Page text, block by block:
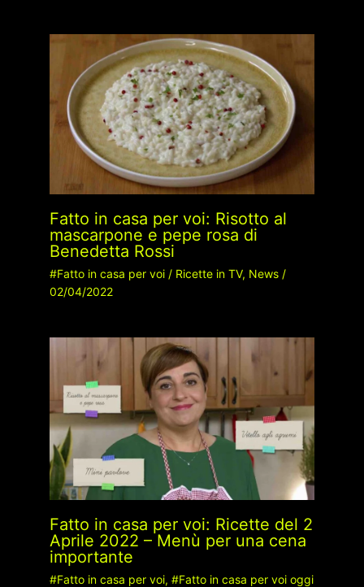
Fatto in casa per voi: Risotto al
mascarpone e pepe rosa di
Benedetta Rossi
#Fatto in casa per voi/ Ricette in TV, News/
02/04/2022
Fatto in casa per voi: Ricette del 2
Aprile 2022 – Menù per una cena
importante
#Fatto in casa per voi, #Fatto in casa per voi oggi